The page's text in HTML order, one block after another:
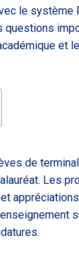
le système
et
de
Les